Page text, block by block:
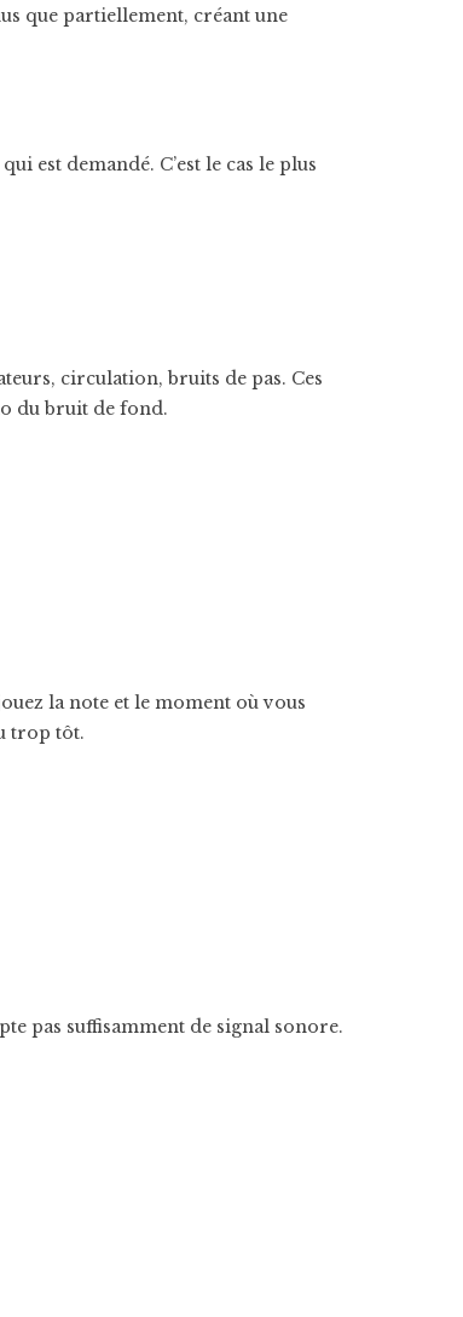
que partiellement, créant une
est demandé. C’est le cas le plus
circulation, bruits de pas. Ces
du bruit de fond.
la note et le moment où vous
trop tôt.
pas suffisamment de signal sonore.